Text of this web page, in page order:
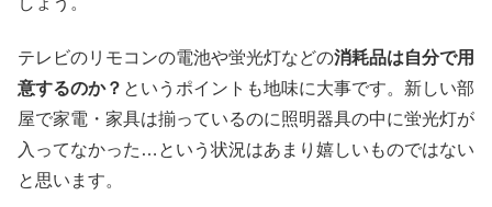
テレビのリモコンの電池や蛍光灯などの消耗品は自分で用
意するのか？ というポイントも地味に大事です。新しい部
屋で家電・家具は揃っているのに照明器具の中に蛍光灯が
入ってなかった…という状況はあまり嬉しいものではない
と思います。